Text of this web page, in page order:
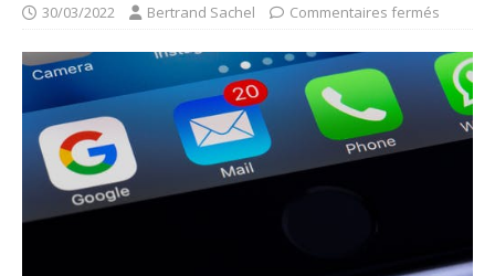
30/03/2022 Bertrand Sachel Commentaires fermés